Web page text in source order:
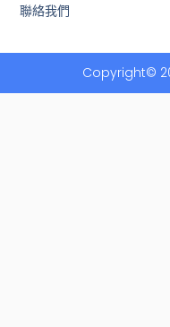
聯絡我們
Copyright©